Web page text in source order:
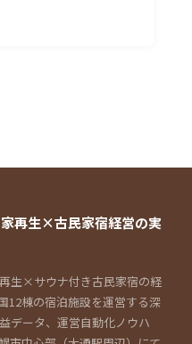
再生×古民家宿経営の実
生×サウナ付き古民家宿の経
12棟の宿泊施設を運営する深
データ、運営自動化ノウハ